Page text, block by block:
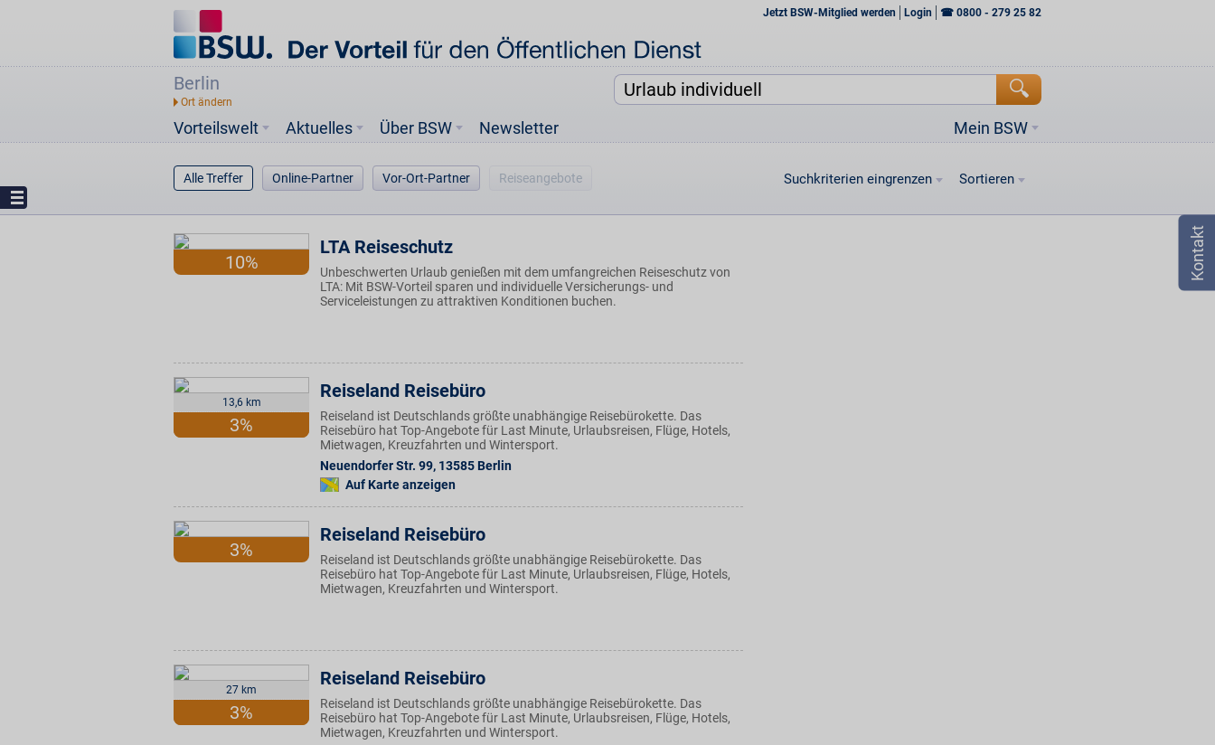
Jetzt BSW-Mitglied werden Login ☎ 0800 - 279 25 82
Berlin
Vorteilswelt Mein BSW
Aktuelles Über BSW Newsletter
Alle Treffer Online-Partner Vor-Ort-Partner Reiseangebote Suchkriterien eingrenzen Sortieren
10%
LTA Reiseschutz
Unbeschwerten Urlaub genießen mit dem umfangreichen Reiseschutz von
LTA: Mit BSW-Vorteil sparen und individuelle Versicherungs- und
Serviceleistungen zu attraktiven Konditionen buchen.
13,6 km
3%
Reiseland Reisebüro
Reiseland ist Deutschlands größte unabhängige Reisebürokette. Das
Reisebüro hat Top-Angebote für Last Minute, Urlaubsreisen, Flüge, Hotels,
Mietwagen, Kreuzfahrten und Wintersport.
Neuendorfer Str. 99, 13585 Berlin
Auf Karte anzeigen
3%
Reiseland Reisebüro
Reiseland ist Deutschlands größte unabhängige Reisebürokette. Das
Reisebüro hat Top-Angebote für Last Minute, Urlaubsreisen, Flüge, Hotels,
Mietwagen, Kreuzfahrten und Wintersport.
27 km
3%
Reiseland Reisebüro
Reiseland ist Deutschlands größte unabhängige Reisebürokette. Das
Reisebüro hat Top-Angebote für Last Minute, Urlaubsreisen, Flüge, Hotels,
Mietwagen, Kreuzfahrten und Wintersport.